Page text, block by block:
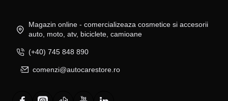
Magazin online - comercializeaza cosmetice si accesorii
auto, moto, atv, biciclete, camioane
(+40) 745 848 890
comenzi@autocarestore.ro